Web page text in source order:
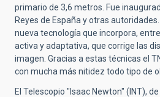
primario de 3,6 metros. Fue
Reyes de España y otras
nueva tecnología que incorpora,
activa y adaptativa, que corrige las
imagen. Gracias a estas técnicas el
con mucha más nitidez todo tipo de
El Telescopio "Isaac Newton" (INT),